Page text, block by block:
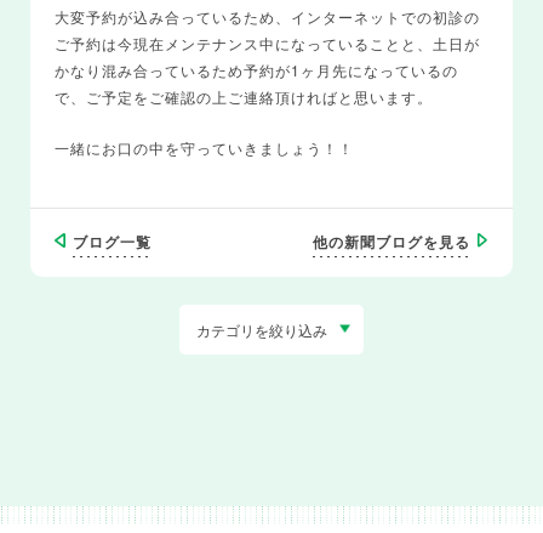
大変予約が込み合っているため、インターネットでの初診の
ご予約は今現在メンテナンス中になっていることと、土日が
かなり混み合っているため予約が1ヶ月先になっているの
で、ご予定をご確認の上ご連絡頂ければと思います。
一緒にお口の中を守っていきましょう！！
ブログ一覧 他の新聞ブログを見る
カテゴリを絞り込み